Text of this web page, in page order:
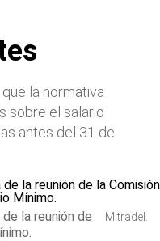
la normativa
sobre el salario
antes del 31 de
la reunión de
Mitradel.